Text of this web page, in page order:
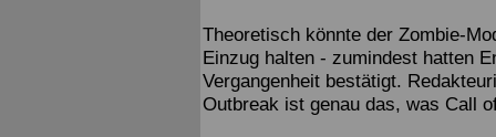
Theoretisch könnte der Zombie-
Einzug halten - zumindest hatten
Vergangenheit bestätigt.
Outbreak ist genau das, was Call